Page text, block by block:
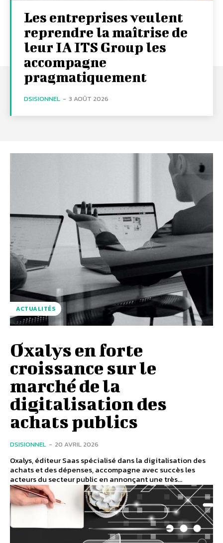
Les entreprises veulent
reprendre la maîtrise de
leur IA ITS Group les
accompagne
pragmatiquement
DSISIONNEL - 3 AOÛT 2026
ACTUALITÉS
Oxalys en forte
croissance sur le
marché de la
digitalisation des
achats publics
DSISIONNEL - 20 AVRIL 2026
Oxalys, éditeur Saas spécialisé dans la digitalisation des
achats et des dépenses, accompagne avec succès les
acteurs du secteur public en annonçant une très...